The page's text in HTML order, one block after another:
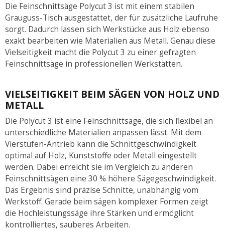
Die Feinschnittsäge Polycut 3 ist mit einem stabilen
Grauguss-Tisch ausgestattet, der für zusätzliche Laufruhe
sorgt. Dadurch lassen sich Werkstücke aus Holz ebenso
exakt bearbeiten wie Materialien aus Metall. Genau diese
Vielseitigkeit macht die Polycut 3 zu einer gefragten
Feinschnittsäge in professionellen Werkstätten.
VIELSEITIGKEIT BEIM SÄGEN VON HOLZ UND
METALL
Die Polycut 3 ist eine Feinschnittsäge, die sich flexibel an
unterschiedliche Materialien anpassen lässt. Mit dem
Vierstufen-Antrieb kann die Schnittgeschwindigkeit
optimal auf Holz, Kunststoffe oder Metall eingestellt
werden. Dabei erreicht sie im Vergleich zu anderen
Feinschnittsägen eine 30 % höhere Sägegeschwindigkeit.
Das Ergebnis sind präzise Schnitte, unabhängig vom
Werkstoff. Gerade beim sägen komplexer Formen zeigt
die Hochleistungssäge ihre Stärken und ermöglicht
kontrolliertes, sauberes Arbeiten.